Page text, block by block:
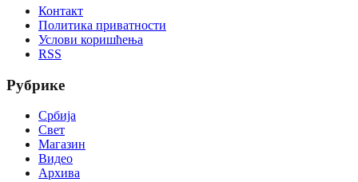
Контакт
Политика приватности
Услови коришћења
RSS
Рубрике
Србија
Свет
Магазин
Видео
Архива